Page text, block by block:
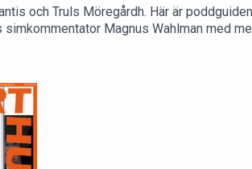
och Truls Möregårdh. Här är
Magnus Wahlman med
Åström och friidrottsexpert Peter
internationella guld.” ”En käftsmäll för